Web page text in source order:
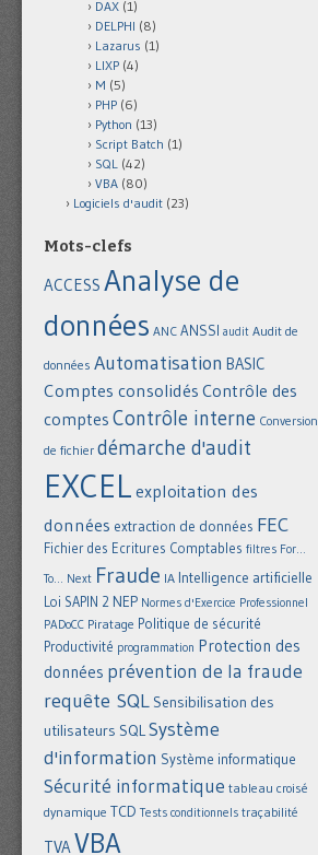
DAX (1)
DELPHI (8)
Lazarus (1)
LIXP (4)
M (5)
PHP (6)
Python (13)
Script Batch (1)
SQL (42)
VBA (80)
Logiciels d'audit (23)
Mots-clefs
ACCESS Analyse de
données ANC ANSSI audit Audit de
données Automatisation BASIC
Comptes consolidés Contrôle des
comptes Contrôle interne Conversion
de fichier démarche d'audit
EXCEL exploitation des
données extraction de données FEC
Fichier des Ecritures Comptables filtres For...
To... Next Fraude IA Intelligence artificielle
Loi SAPIN 2 NEP Normes d'Exercice Professionnel
PADoCC Piratage Politique de sécurité
Productivité programmation Protection des
données prévention de la fraude
requête SQL Sensibilisation des
utilisateurs SQLSystème
d'information Système informatique
Sécurité informatique tableau croisé
dynamique TCD Tests conditionnels traçabilité
TVAVBA